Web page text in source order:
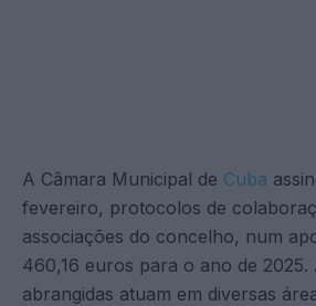
A Câmara Municipal de Cuba
fevereiro, protocolos de
associações do concelho, num
460,16 euros para o ano de 2025.
abrangidas atuam em diversas